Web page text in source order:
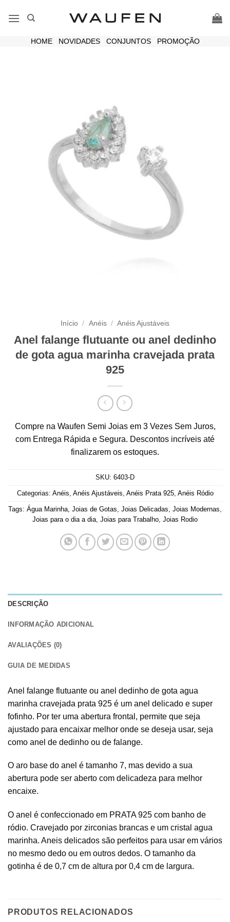
HOME| NOVIDADES| CONJUNTOS| PROMOÇÃO
Início / Anéis / Anéis Ajustáveis
Anel falange flutuante ou anel dedinho
de gota agua marinha cravejada prata
925
Compre na Waufen Semi Joias em 3 Vezes Sem Juros,
com Entrega Rápida e Segura. Descontos incríveis até
finalizarem os estoques.
SKU: 6403-D
Categorias: Anéis Anéis Ajustáveis Anéis Prata 925, Anéis Ródio
Tags: Água Marinha Joias de Gotas Joias Delicadas Joias Modernas
Joias para o dia a dia Joias para Trabalho Joias Rodio
DESCRIÇÃO
INFORMAÇÃO ADICIONAL
AVALIAÇÕES (0)
GUIA DE MEDIDAS
Anel falange flutuante ou anel dedinho de gota agua
marinha cravejada prata 925 é um anel delicado e super
fofinho. Por ter uma abertura frontal, permite que seja
ajustado para encaixar melhor onde se deseja usar, seja
como anel de dedinho ou de falange.
O aro base do anel é tamanho 7, mas devido a sua
abertura pode ser aberto com delicadeza para melhor
encaixe.
O anel é confeccionado em PRATA 925 com banho de
ródio. Cravejado por zirconias brancas e um cristal agua
marinha. Aneis delicados são perfeitos para usar em vários
no mesmo dedo ou em outros dedos. O tamanho da
gotinha é de 0,7 cm de altura por 0,4 cm de largura.
PRODUTOS RELACIONADOS